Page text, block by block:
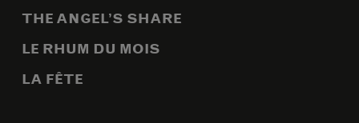
THE ANGEL’S SHARE
LE RHUM DU MOIS
LA FÊTE